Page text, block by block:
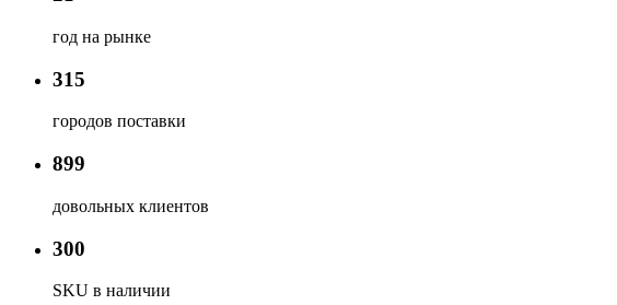
год на рынке
315
городов поставки
899
довольных клиентов
300
SKU в наличии